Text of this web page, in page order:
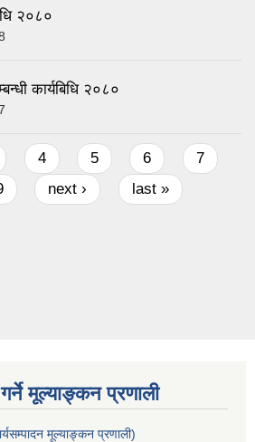
२०८०
कार्यबिधि २०८०
4 5 6
7
next › last »
मूल्याङ्कन प्रणाली
मूल्याङ्कन प्रणाली)